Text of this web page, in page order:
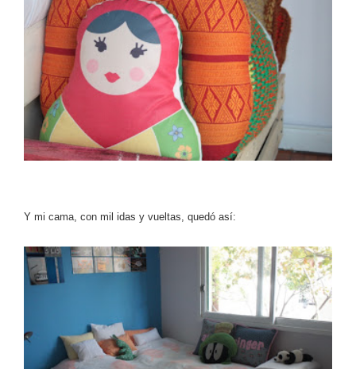
Y mi cama, con mil idas y vueltas, quedó así: